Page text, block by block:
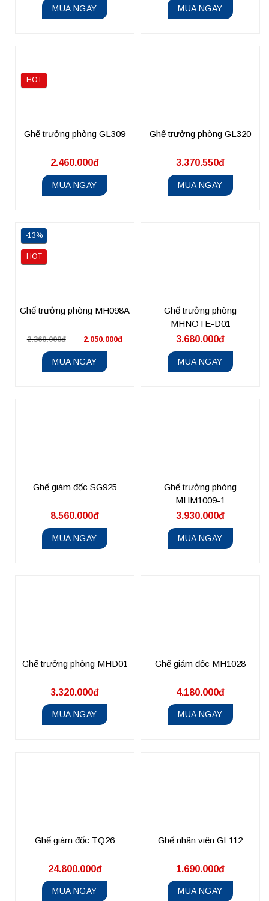
MUA NGAY MUA NGAY
HOT
Ghế trưởng phòng GL309
2.460.000đ
MUA NGAY
Ghế trưởng phòng GL320
3.370.550đ
MUA NGAY
-13%
HOT
Ghế trưởng phòng MH098A
2.360.000đ 2.050.000đ
MUA NGAY
Ghế trưởng phòng
MHNOTE-D01
3.680.000đ
MUA NGAY
Ghế giám đốc SG925
8.560.000đ
MUA NGAY
Ghế trưởng phòng
MHM1009-1
3.930.000đ
MUA NGAY
Ghế trưởng phòng MHD01
3.320.000đ
MUA NGAY
Ghế giám đốc MH1028
4.180.000đ
MUA NGAY
Ghế giám đốc TQ26
24.800.000đ
MUA NGAY
Ghế nhân viên GL112
1.690.000đ
MUA NGAY